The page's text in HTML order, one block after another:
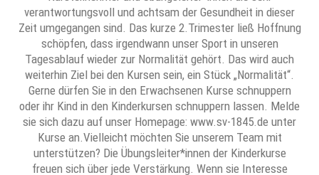
verantwortungsvoll und achtsam der Gesundheit in dieser
Zeit umgegangen sind. Das kurze 2.Trimester ließ Hoffnung
schöpfen, dass irgendwann unser Sport in unseren
Tagesablauf wieder zur Normalität gehört. Das wird auch
weiterhin Ziel bei den Kursen sein, ein Stück „Normalität“.
Gerne dürfen Sie in den Erwachsenen Kurse schnuppern
oder ihr Kind in den Kinderkursen schnuppern lassen. Melde
sie sich dazu auf unser Homepage: www.sv-1845.de unter
Kurse an.Vielleicht möchten Sie unserem Team mit
unterstützen? Die Übungsleiter*innen der Kinderkurse
freuen sich über jede Verstärkung. Wenn sie Interesse